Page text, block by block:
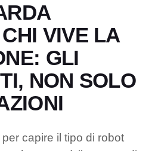
VIVE LA
GLI
NON SOLO
capire il tipo di robot